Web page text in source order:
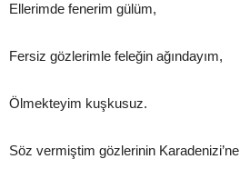
Ellerimde fenerim gülüm,
Fersiz gözlerimle feleğin ağındayım,
Ölmekteyim kuşkusuz.
Söz vermiştim gözlerinin Karadenizi’ne